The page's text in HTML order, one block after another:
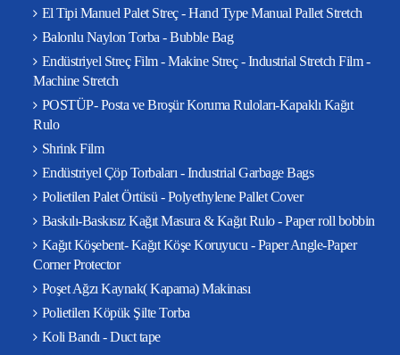
El Tipi Manuel Palet Streç - Hand Type Manual Pallet Stretch
Balonlu Naylon Torba - Bubble Bag
Endüstriyel Streç Film - Makine Streç - Industrial Stretch Film -
Machine Stretch
POSTÜP- Posta ve Broşür Koruma Ruloları-Kapaklı Kağıt
Rulo
Shrink Film
Endüstriyel Çöp Torbaları - Industrial Garbage Bags
Polietilen Palet Örtüsü - Polyethylene Pallet Cover
Baskılı-Baskısız Kağıt Masura & Kağıt Rulo - Paper roll bobbin
Kağıt Köşebent- Kağıt Köşe Koruyucu - Paper Angle-Paper
Corner Protector
Poşet Ağzı Kaynak( Kapama) Makinası
Polietilen Köpük Şilte Torba
Koli Bandı - Duct tape